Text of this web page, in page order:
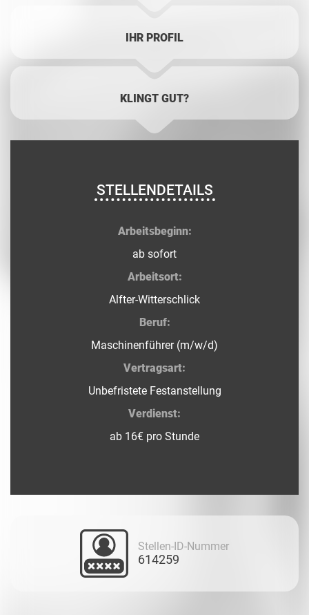
IHR PROFIL
KLINGT GUT?
STELLENDETAILS
Arbeitsbeginn:
ab sofort
Arbeitsort:
Alfter-Witterschlick
Beruf:
Maschinenführer (m/w/d)
Vertragsart:
Unbefristete Festanstellung
Verdienst:
ab 16€ pro Stunde
Stellen-ID-Nummer
614259